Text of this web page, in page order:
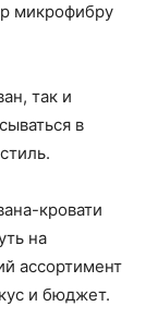
микрофибру
так и
в
кровати
на
ассортимент
и бюджет.